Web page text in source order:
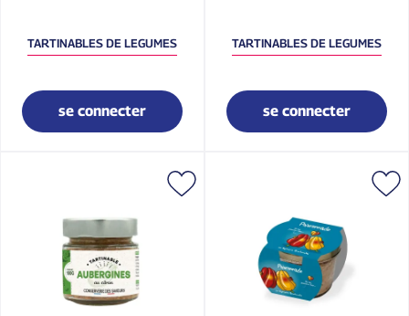
TARTINABLES DE LEGUMES
se connecter
TARTINABLES DE LEGUMES
se connecter